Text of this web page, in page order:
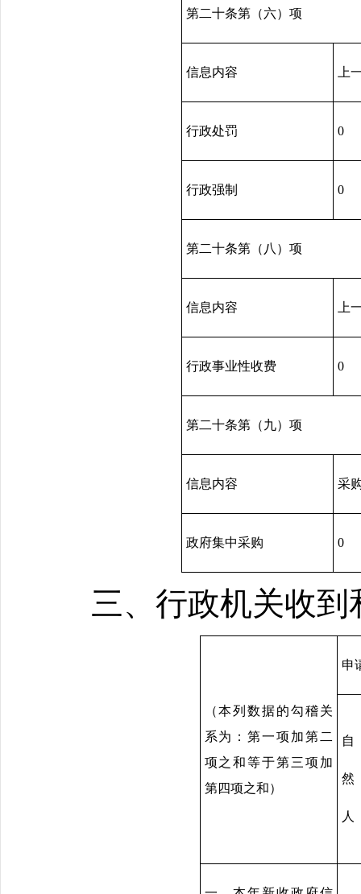
第二十条第（六）项
信息内容 上
行政处罚 0
行政强制 0
第二十条第（八）项
信息内容 上
行政事业性收费 0
第二十条第（九）项
信息内容 采
政府集中采购 0
三、行政机关收
（本列数据的勾稽关
系为：第一项加第二
项之和等于第三项加
第四项之和）
申
自
然
人